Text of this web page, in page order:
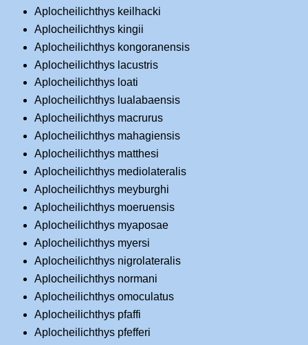
Aplocheilichthys keilhacki
Aplocheilichthys kingii
Aplocheilichthys kongoranensis
Aplocheilichthys lacustris
Aplocheilichthys loati
Aplocheilichthys lualabaensis
Aplocheilichthys macrurus
Aplocheilichthys mahagiensis
Aplocheilichthys matthesi
Aplocheilichthys mediolateralis
Aplocheilichthys meyburghi
Aplocheilichthys moeruensis
Aplocheilichthys myaposae
Aplocheilichthys myersi
Aplocheilichthys nigrolateralis
Aplocheilichthys normani
Aplocheilichthys omoculatus
Aplocheilichthys pfaffi
Aplocheilichthys pfefferi